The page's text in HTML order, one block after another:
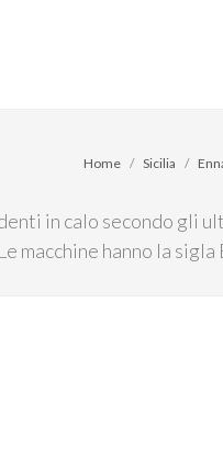
in calo secondo gli
macchine hanno la sigla
Home Sicilia